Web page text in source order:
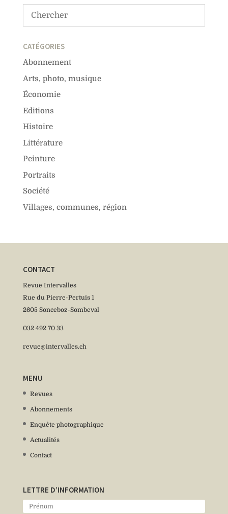
CATÉGORIES
Abonnement
Arts, photo, musique
Économie
Editions
Histoire
Littérature
Peinture
Portraits
Société
Villages, communes, région
CONTACT
Revue Intervalles
Rue du Pierre-Pertuis 1
2605 Sonceboz-Sombeval
032 492 70 33
revue@intervalles.ch
MENU
Revues
Abonnements
Enquête photographique
Actualités
Contact
LETTRE D’INFORMATION